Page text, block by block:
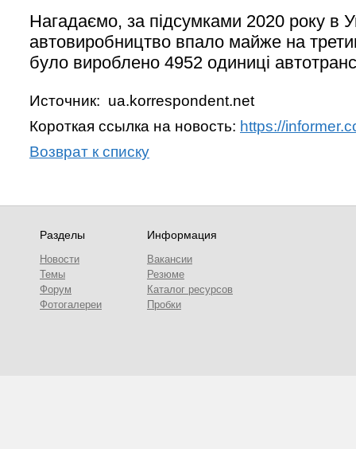
Нагадаємо, за підсумками 2020 року в
автовиробництво впало майже на
було вироблено 4952 одиниці
Источник: ua.korrespondent.net
Короткая ссылка на новость: https://
Возврат к списку
Разделы
Новости
Темы
Форум
Фотогалереи
Информация
Вакансии
Резюме
Каталог ресурсов
Пробки